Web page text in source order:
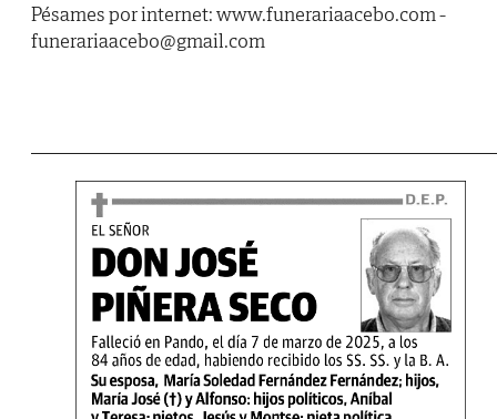
Pésames por internet: www.funerariaacebo.com -
funerariaacebo@gmail.com